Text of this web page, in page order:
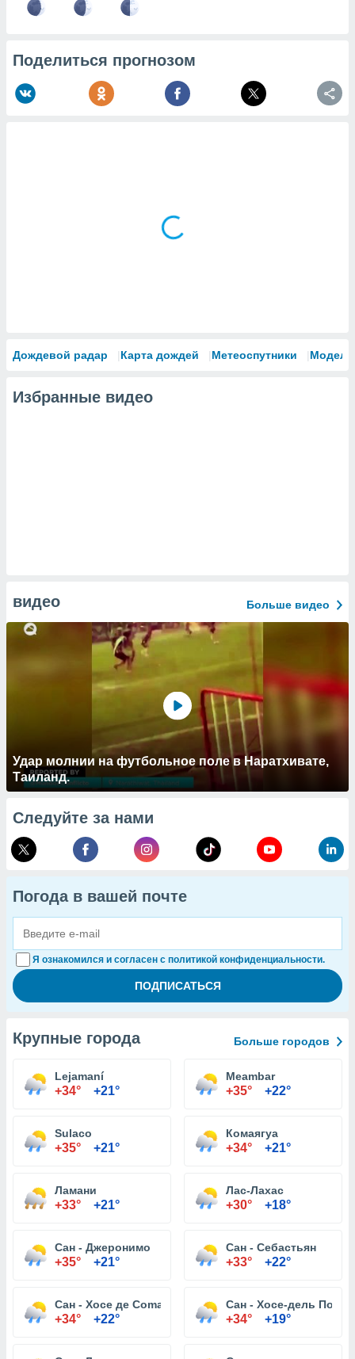
Поделиться прогнозом
Дождевой радар Карта дождей Метеоспутники Модели
Избранные видео
видео Больше видео
Удар молнии на футбольное поле в Наратхивате,
Таиланд.
Следуйте за нами
Погода в вашей почте
Я ознакомился и согласен с политикой конфиденциальности.
Крупные города Больше городов
Lejamaní
+34° +21°
Meambar
+35° +22°
Sulaco
+35° +21°
Комаягуа
+34° +21°
Ламани
+33° +21°
Лас-Лахас
+30° +18°
Сан - Джеронимо
+35° +21°
Сан - Себастьян
+33° +22°
Сан - Хосе де Comayagua
+34° +22°
Сан - Хосе-дель
+34° +19°